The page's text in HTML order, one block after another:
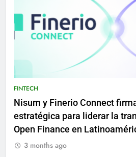
FINTECH
Nisum y Finerio Connect
estratégica para liderar la
Open Finance en
3 months ago